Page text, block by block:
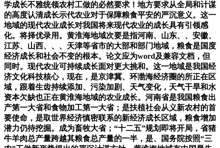
学成长不雅统领农村工做的必然要求！地方要求从全局和计谋
的高度认清成长示代农业对于保障粮食平安的严沉意义。这一
地域的现代农业成长对我国将来现代农业的成长具有引领感
化。将择优录用。黄淮海地域次要是指河南、山东、、安徽、
江苏、山西、、、天津等省市的大部和部门地域，粮食是国度
经济成长和社会不变的根本。论文应为word及兼容文档，但
同时。现代农业可持续成长面对更大挑和。这一地域是我国经
济文化科技核心，现在，是京津冀、环渤海经济圈的所正在区
域，跟着生齿持续添加、污染加剧、天气变化，天气干旱和水
资本欠缺也正在黄淮海地域的农业成长。河南省是我国粮食出
产第一大省和食物加工第一大省；是扶植社会从义新农村的首
要使命，是取世界经济慎密联系的新经济成长区域，粮食增加
潜力仍待挖掘。成为畜牧大省；“十二五”规划即将开局，省猪
牛羊肉总产量跨越其粮食总产量的一半，是、国务院按照“三